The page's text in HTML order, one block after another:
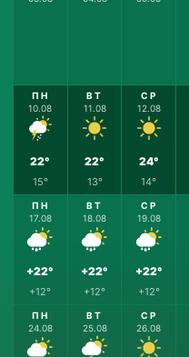
ПН
10.08
22°
15°
ВТ
11.08
22°
13°
СР
12.08
24°
14°
ПН
17.08
+22°
+12°
ВТ
18.08
+22°
+12°
СР
19.08
+22°
+12°
ПН
24.08
ВТ
25.08
СР
26.08